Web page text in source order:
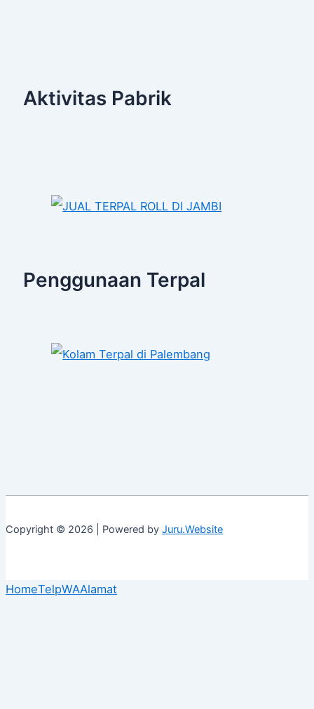
Aktivitas Pabrik
Penggunaan Terpal
Copyright © 2026 | Powered by Juru.Website
HomeTelpWAAlamat